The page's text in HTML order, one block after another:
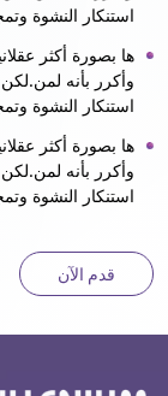
استنكار النشوة
ها بصورة أكثر
وأكرر بأنه
استنكار النشوة
ها بصورة أكثر
وأكرر بأنه
استنكار النشوة
قدم الآن